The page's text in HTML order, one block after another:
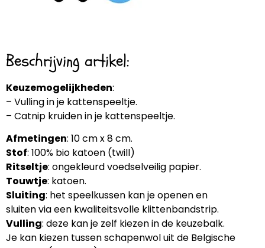
Beschrijving artikel:
Keuzemogelijkheden:
– Vulling in je kattenspeeltje.
– Catnip kruiden in je kattenspeeltje.
Afmetingen: 10 cm x 8 cm.
Stof: 100% bio katoen (twill)
Ritseltje: ongekleurd voedselveilig papier.
Touwtje: katoen.
Sluiting: het speelkussen kan je openen en
sluiten via een kwaliteitsvolle klittenbandstrip.
Vulling: deze kan je zelf kiezen in de keuzebalk.
Je kan kiezen tussen schapenwol uit de Belgische